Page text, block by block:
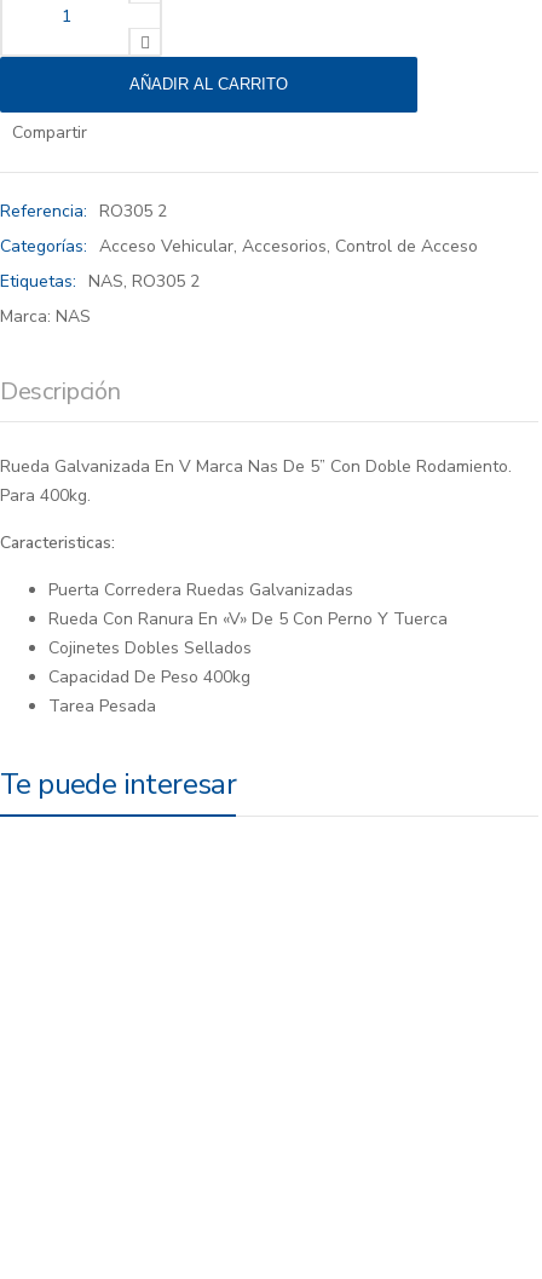
AÑADIR AL CARRITO
Compartir
Referencia: RO305 2
Categorías: Acceso Vehicular, Accesorios, Control de Acceso
Etiquetas: NAS, RO305 2
Marca: NAS
Descripción
Rueda Galvanizada En V Marca Nas De 5” Con Doble Rodamiento.
Para 400kg.
Caracteristicas:
Puerta Corredera Ruedas Galvanizadas
Rueda Con Ranura En «V» De 5 Con Perno Y Tuerca
Cojinetes Dobles Sellados
Capacidad De Peso 400kg
Tarea Pesada
Te puede interesar